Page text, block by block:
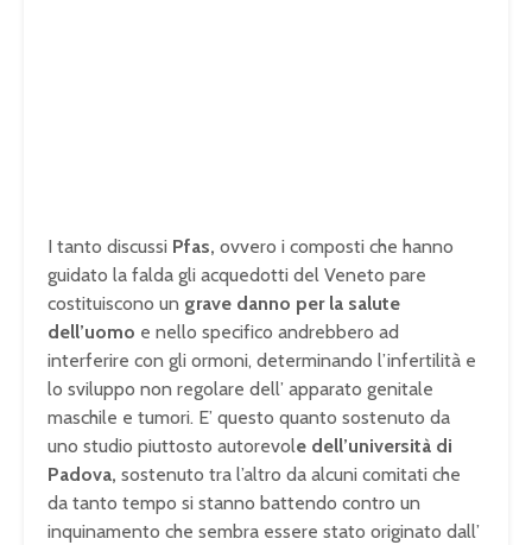
I tanto discussi Pfas, ovvero i composti che hanno
guidato la falda gli acquedotti del Veneto pare
costituiscono un grave danno per la salute
dell’uomo e nello specifico andrebbero ad
interferire con gli ormoni, determinando l’infertilità e
lo sviluppo non regolare dell’ apparato genitale
maschile e tumori. E’ questo quanto sostenuto da
uno studio piuttosto autorevole dell’università di
Padova, sostenuto tra l’altro da alcuni comitati che
da tanto tempo si stanno battendo contro un
inquinamento che sembra essere stato originato dall’